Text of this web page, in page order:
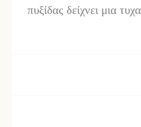
πυξίδας δείχνει μια